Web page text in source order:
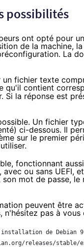
possibilités
ont opté pour
de la machine,
La
fichier texte
qu'il contient
la réponse est
Un fichier
ci-dessous. Il
sur le premier
fonctionnant
ou sans UEFI,
mot de passe, le
peuvent être
, n'hésitez pas à
de Debian
releases/stable/